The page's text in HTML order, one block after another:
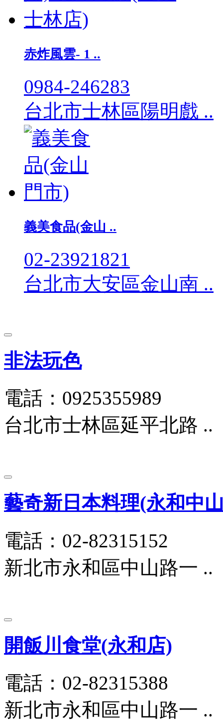
赤炸風雲- 1 ..
0984-246283
台北市士林區陽明戲 ..
義美食品(金山 ..
02-23921821
台北市大安區金山南 ..
非法玩色
電話：0925355989
台北市士林區延平北路 ..
藝奇新日本料理(永和中
電話：02-82315152
新北市永和區中山路一 ..
開飯川食堂(永和店)
電話：02-82315388
新北市永和區中山路一 ..